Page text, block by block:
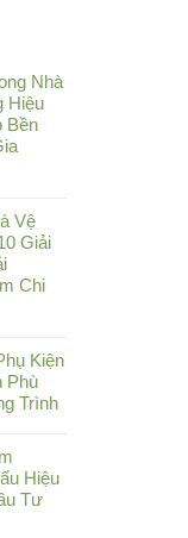
Nhà
Hiệu
Bền
Vệ
Giải
Chi
Kiện
Phù
Trình
Hiệu
Tư